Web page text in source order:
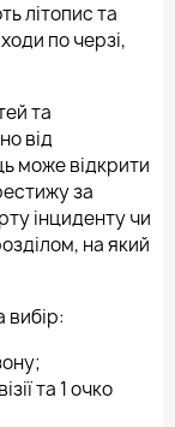
літопис та
по черзі,
та
від
може відкрити
за
інциденту чи
на який
вибір:
та 1 очко